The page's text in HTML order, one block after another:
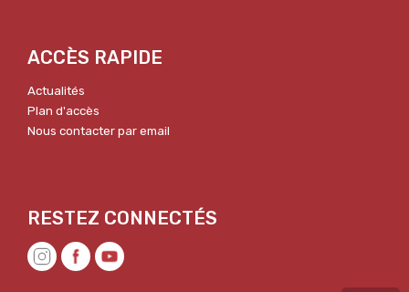
ACCÈS RAPIDE
Actualités
Plan d'accès
Nous contacter par email